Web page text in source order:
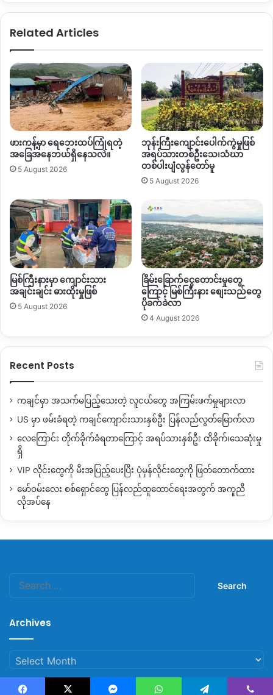
Related Articles
ဖားကန့်မှာ ရေဘေးထပ်ကြုံရတဲ့
အခြေအနေဘယ်ရှိနေသလဲ။
5 August 2026
ဘုန်းကြီးကျောင်းပေါက်ကွဲမှုဖြစ်
အရပ်သားတစ်ဦးသေ၊သံဃာ
တစ်ပါးပျံလွန်တော်မူ
5 August 2026
မြစ်ကြီးနားမှာ ကျောင်းသား
အချင်းချင်း ဓားထိုးမှုဖြစ်
5 August 2026
ခြိမ်းခြောက်ငွေတောင်းမှုတွေ
ကြောင့် မြစ်ကြီးနား စျေးသည်တွေ
ပိုခက်ခဲလာ
4 August 2026
Recent Posts
ကချင်မှာ အသက်မပြည့်သေးတဲ့ လူငယ်တွေ အကြမ်းဖက်မှုများလာ
US မှာ ဖမ်းခံရတဲ့ ကချင်ကျောင်းသားနှစ်ဦး ပြန်လည်လွတ်မြောက်လာ
လေကြောင်း တိုက်ခိုက်ခံရတာကြောင့် အရပ်သားနှစ်ဦး ထိခိုက်၊သေဆုံးမှု
ရှိ
VIP လိုင်းတွေကို မီးအပြည့်ပေးပြီး ပုံမှန်လိုင်းတွေကို ဖြတ်တောက်ထား
မော်ဝမ်းလေး စစ်ရှောင်တွေ ပြန်လည်ထူထောင်ရေးအတွက် အကူညီ
လိုအပ်နေ
Archives
Archives